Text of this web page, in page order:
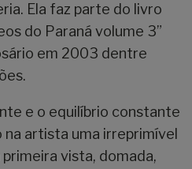
Ela faz parte do livro
do Paraná volume 3”
em 2003 dentre
e o equilíbrio constante
artista uma irreprimível
vista, domada,